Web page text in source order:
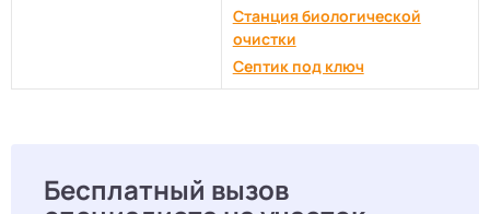
Станция биологической
очистки
Септик под ключ
Бесплатный вызов